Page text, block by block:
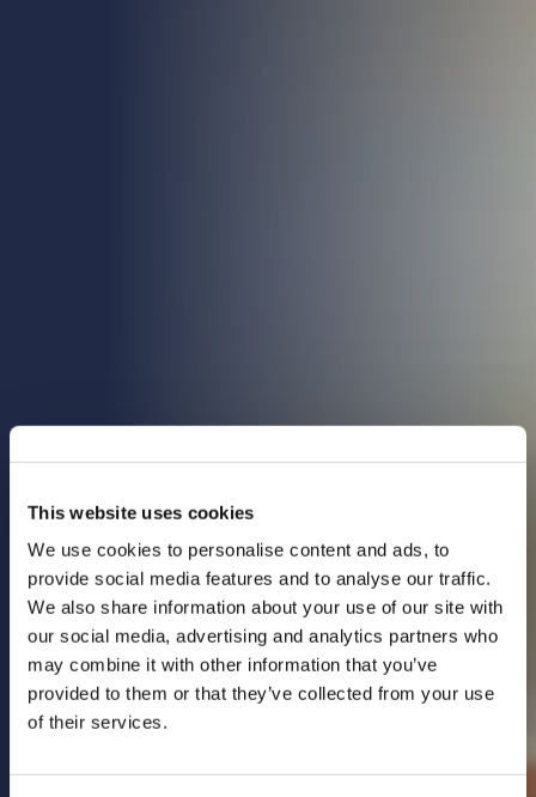
This website uses cookies
We use cookies to personalise content and ads, to
provide social media features and to analyse our traffic.
We also share information about your use of our site with
our social media, advertising and analytics partners who
may combine it with other information that you’ve
provided to them or that they’ve collected from your use
of their services.